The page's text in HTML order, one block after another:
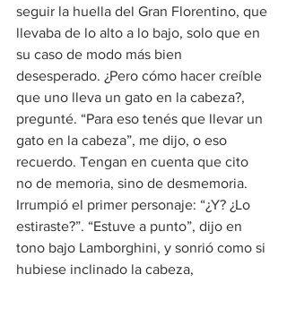
seguir la huella del Gran Florentino, que
llevaba de lo alto a lo bajo, solo que en
su caso de modo más bien
desesperado. ¿Pero cómo hacer creíble
que uno lleva un gato en la cabeza?,
pregunté. “Para eso tenés que llevar un
gato en la cabeza”, me dijo, o eso
recuerdo. Tengan en cuenta que cito
no de memoria, sino de desmemoria.
Irrumpió el primer personaje: “¿Y? ¿Lo
estiraste?”. “Estuve a punto”, dijo en
tono bajo Lamborghini, y sonrió como si
hubiese inclinado la cabeza,